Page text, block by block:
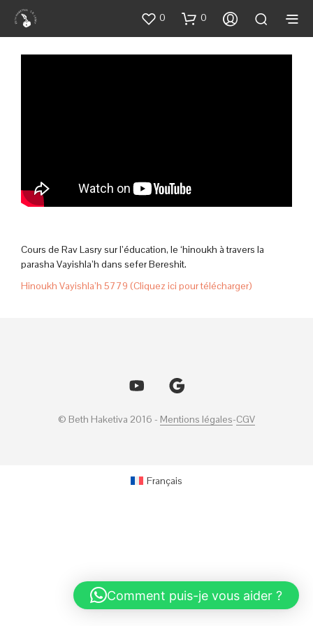
0 0
Cours de Rav Lasry sur l’éducation, le ‘hinoukh à travers la
parasha Vayishla’h dans sefer Bereshit.
Hinoukh Vayishla’h 5779 (Cliquez ici pour télécharger)
© Beth Haketiva 2016 - Mentions légales-CGV
Comment puis-je vous aider ?
Français